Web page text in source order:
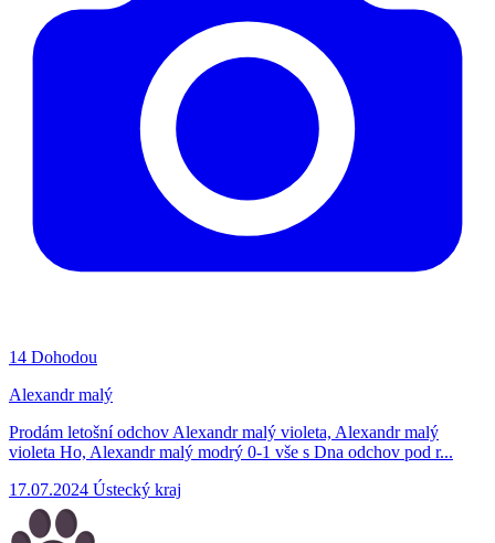
14 Dohodou
Alexandr malý
Prodám letošní odchov Alexandr malý violeta, Alexandr malý
violeta Ho, Alexandr malý modrý 0-1 vše s Dna odchov pod r...
17.07.2024 Ústecký kraj